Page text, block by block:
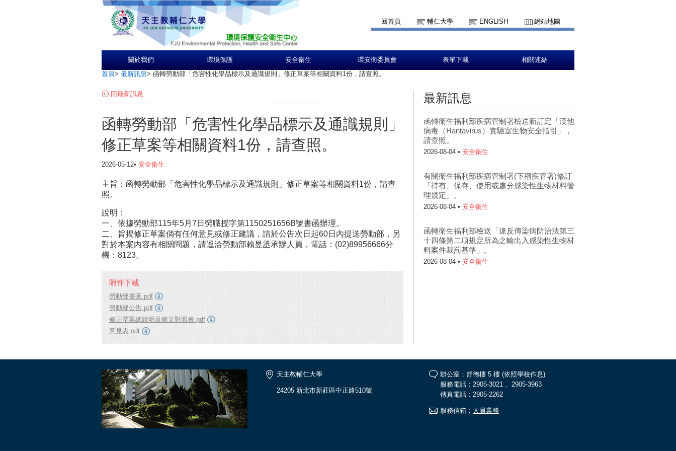
回首頁 輔仁大學 ENGLISH 網站地圖
關於我們 環境保護 安全衛生 環安衛委員會 表單下載 相關連結
首頁> 最新訊息> 函轉勞動部「危害性化學品標示及通識規則」修正草案等相關資料1份，請查照。
回最新訊息
函轉勞動部「危害性化學品標示及通識規則」
修正草案等相關資料1份，請查照。
2026-05-12• 安全衛生
主旨：函轉勞動部「危害性化學品標示及通識規則」修正草案等相關資料1份，請查
照。
說明：
一、依據勞動部115年5月7日勞職授字第1150251656B號書函辦理。
二、旨揭修正草案倘有任何意見或修正建議，請於公告次日起60日內提送勞動部，另
對於本案內容有相關問題，請逕洽勞動部賴昱丞承辦人員，電話：(02)89956666分
機：8123。
附件下載
勞動部書函.pdf
勞動部公告.pdf
修正草案總說明及條文對照表.pdf
意見表.odt
最新訊息
函轉衛生福利部疾病管制署檢送新訂定「漢他
病毒（Hantavirus）實驗室生物安全指引」，
請查照。
2026-08-04 • 安全衛生
有關衛生福利部疾病管制署(下稱疾管署)修訂
「持有、保存、使用或處分感染性生物材料管
理規定」。
2026-08-04 • 安全衛生
函轉衛生福利部檢送「違反傳染病防治法第三
十四條第二項規定所為之輸出入感染性生物材
料案件裁罰基準」。
2026-08-04 • 安全衛生
天主教輔仁大學
24205 新北市新莊區中正路510號
辦公室：舒德樓 5 樓 (依照學校作息)
服務電話：2905-3021 、2905-3963
傳真電話：2905-2262
服務信箱： 人員業務